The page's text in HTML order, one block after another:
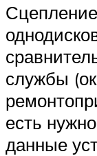
службы
есть
данные